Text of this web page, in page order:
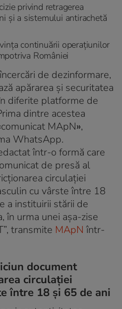
privind retragerea
și a sistemului antirachetă
continuării operațiunilor
României
de dezinformare,
apărarea şi securitatea
diferite platforme de
dintre acestea
MApN»,
WhatsApp.
într-o formă care
de presă al
circulaţiei
cu vârste între 18
a instituirii stării de
în urma unei aşa-zise
transmite MApN într-
document
circulației
între 18 și 65 de ani